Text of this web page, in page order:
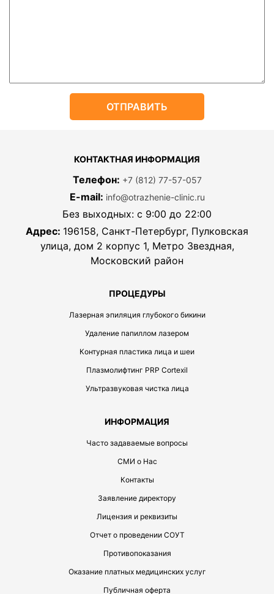
КОНТАКТНАЯ ИНФОРМАЦИЯ
Телефон: +7 (812) 77-57-057
E-mail: info@otrazhenie-clinic.ru
Без выходных: с 9:00 до 22:00
Адрес: 196158, Санкт-Петербург, Пулковская
улица, дом 2 корпус 1, Метро Звездная,
Московский район
ПРОЦЕДУРЫ
Лазерная эпиляция глубокого бикини
Удаление папиллом лазером
Контурная пластика лица и шеи
Плазмолифтинг PRP Cortexil
Ультразвуковая чистка лица
ИНФОРМАЦИЯ
Часто задаваемые вопросы
СМИ о Нас
Контакты
Заявление директору
Лицензия и реквизиты
Отчет о проведении СОУТ
Противопоказания
Оказание платных медицинских услуг
Публичная оферта